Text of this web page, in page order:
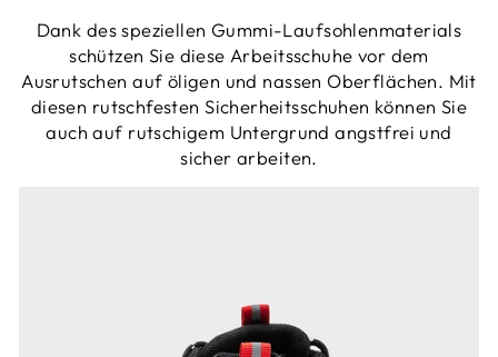
Dank des speziellen Gummi-Laufsohlenmaterials
schützen Sie diese Arbeitsschuhe vor dem
Ausrutschen auf öligen und nassen Oberflächen. Mit
diesen rutschfesten Sicherheitsschuhen können Sie
auch auf rutschigem Untergrund angstfrei und
sicher arbeiten.